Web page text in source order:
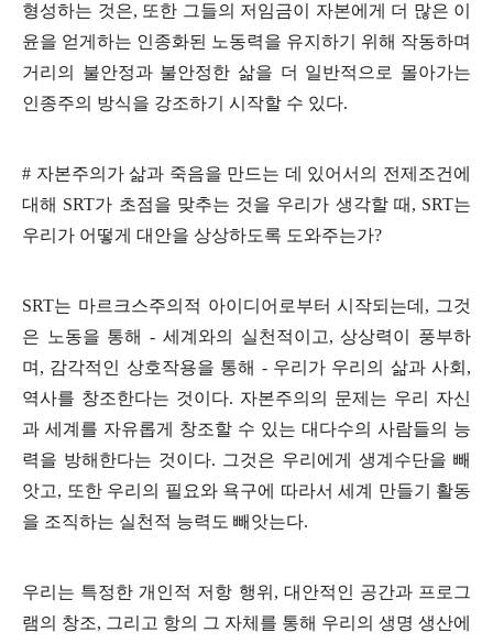
형성하는 것은, 또한 그들의 저임금이 자본에게 더 많은 이
윤을 얻게하는 인종화된 노동력을 유지하기 위해 작동하며
거리의 불안정과 불안정한 삶을 더 일반적으로 몰아가는
인종주의 방식을 강조하기 시작할 수 있다.
# 자본주의가 삶과 죽음을 만드는 데 있어서의 전제조건에
대해 SRT가 초점을 맞추는 것을 우리가 생각할 때 , SRT는
우리가 어떻게 대안을 상상하도록 도와주는가?
SRT는 마르크스주의적 아이디어로부터 시작되는데 , 그것
은 노동을 통해- 세계와의 실천적이고,상상력이 풍부하
며 , 감각적인 상호작용을 통해 - 우리가 우리의 삶과 사회 ,
역사를 창조한다는 것이다. 자본주의의 문제는 우리 자신
과 세계를 자유롭게 창조할 수 있는 대다수의 사람들의 능
력을 방해한다는 것이다. 그것은 우리에게 생계수단을 빼
앗고, 또한 우리의 필요와 욕구에 따라서 세계 만들기 활동
을 조직하는 실천적 능력도 빼앗는다.
우리는 특정한 개인적 저항 행위 , 대안적인 공간과 프로그
램의 창조, 그리고 항의 그 자체를 통해 우리의 생명 생산에